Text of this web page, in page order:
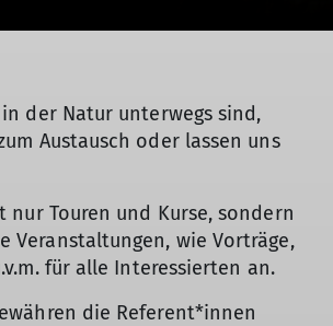
der Natur unterwegs sind,
Austausch oder lassen uns
Touren und Kurse, sondern
Veranstaltungen, wie Vorträge,
für alle Interessierten an.
die Referent*innen